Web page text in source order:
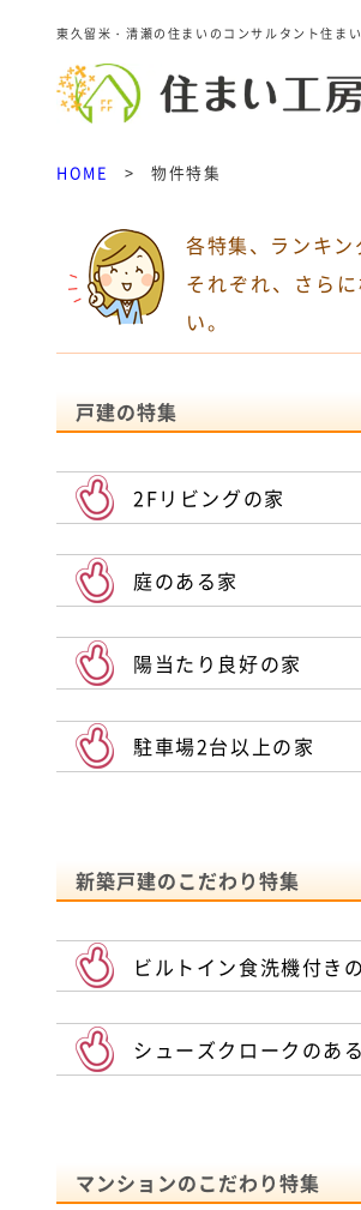
東久留米・清瀬の住まいのコンサルタント住ま
HOME > 物件特集
各特集、ランキン
それぞれ、さら
い。
戸建の特集
2Fリビングの家
庭のある家
陽当たり良好の家
駐車場2台以上の家
新築戸建のこだわり特集
ビルトイン食洗機付き
シューズクロークのあ
マンションのこだわり特集